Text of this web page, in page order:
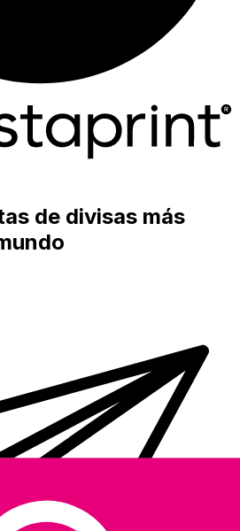
de divisas más